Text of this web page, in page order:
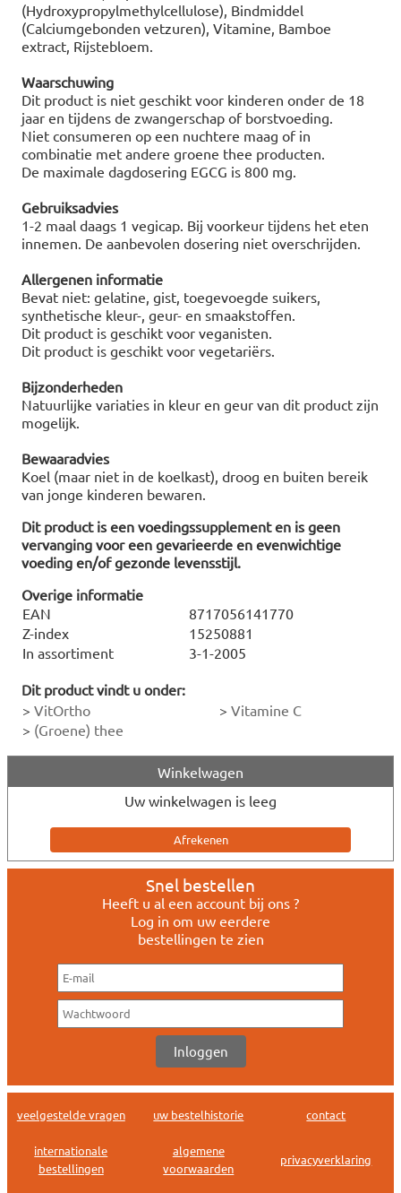
(Hydroxypropylmethylcellulose), Bindmiddel
(Calciumgebonden vetzuren), Vitamine, Bamboe
extract, Rijstebloem.
Waarschuwing
Dit product is niet geschikt voor kinderen onder de 18
jaar en tijdens de zwangerschap of borstvoeding.
Niet consumeren op een nuchtere maag of in
combinatie met andere groene thee producten.
De maximale dagdosering EGCG is 800 mg.
Gebruiksadvies
1-2 maal daags 1 vegicap. Bij voorkeur tijdens het eten
innemen. De aanbevolen dosering niet overschrijden.
Allergenen informatie
Bevat niet: gelatine, gist, toegevoegde suikers,
synthetische kleur-, geur- en smaakstoffen.
Dit product is geschikt voor veganisten.
Dit product is geschikt voor vegetariërs.
Bijzonderheden
Natuurlijke variaties in kleur en geur van dit product zijn
mogelijk.
Bewaaradvies
Koel (maar niet in de koelkast), droog en buiten bereik
van jonge kinderen bewaren.
Dit product is een voedingssupplement en is geen
vervanging voor een gevarieerde en evenwichtige
voeding en/of gezonde levensstijl.
Overige informatie
EAN
8717056141770
Z-index
15250881
In assortiment
3-1-2005
Dit product vindt u onder:
> VitOrtho > Vitamine C
> (Groene) thee
Winkelwagen
Uw winkelwagen is leeg
Snel bestellen
Heeft u al een account bij ons ?
Log in om uw eerdere
bestellingen te zien
veelgestelde vragen uw bestelhistorie contact
internationale
bestellingen
algemene
voorwaarden
privacyverklaring